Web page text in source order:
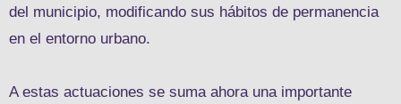
del municipio, modificando sus hábitos de permanencia
en el entorno urbano.
A estas actuaciones se suma ahora una importante